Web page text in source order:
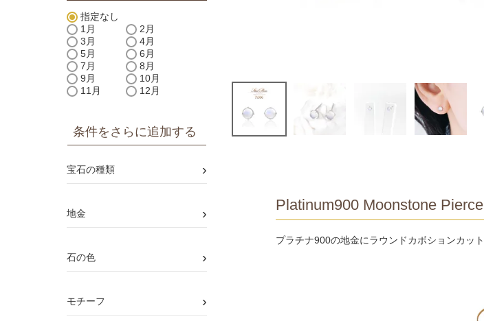
指定なし
1月
2月
3月
4月
5月
6月
7月
8月
9月
10月
11月
12月
条件をさらに追加する
宝石の種類 ›
地金 ›
石の色 ›
モチーフ ›
Platinum900 Moonstone Pierce
プラチナ900の地金にラウンドカボションカッ